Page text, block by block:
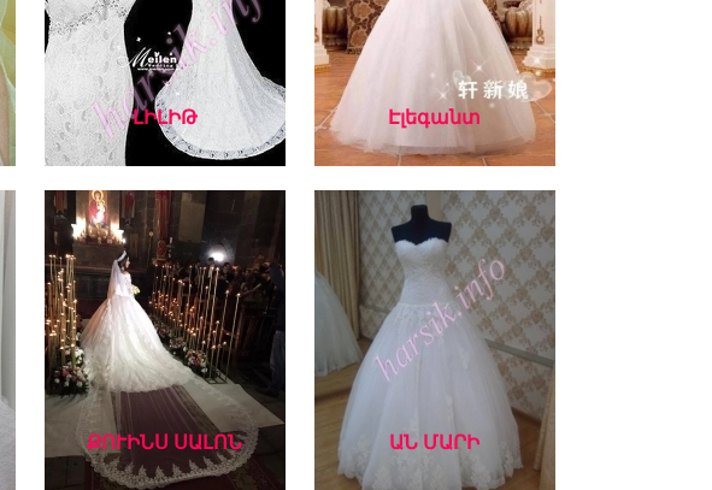
ԼԻԼԻԹ Էլեգանտ
ՔՈՒԻՆՍ ՍԱԼՈՆ ԱՆ ՄԱՐԻ